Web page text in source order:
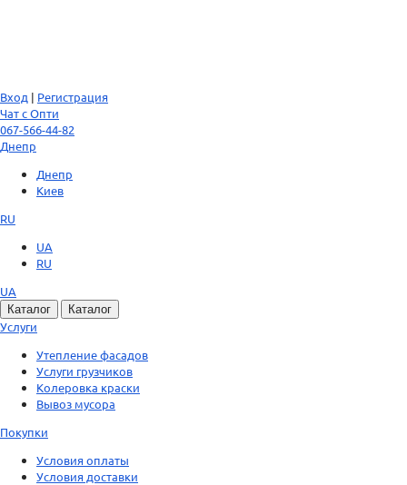
Вход | Регистрация
Чат с Опти
067-566-44-82
Днепр
Днепр
Киев
RU
UA
RU
UA
Каталог Каталог
Услуги
Утепление фасадов
Услуги грузчиков
Колеровка краски
Вывоз мусора
Покупки
Условия оплаты
Условия доставки